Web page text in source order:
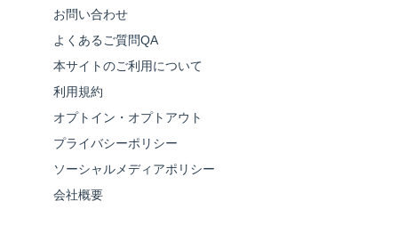
お問い合わせ
よくあるご質問QA
本サイトのご利用について
利用規約
オプトイン・オプトアウト
プライバシーポリシー
ソーシャルメディアポリシー
会社概要